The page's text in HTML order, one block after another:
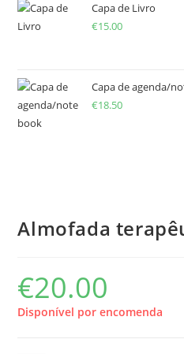
Capa de Livro
€15.00
Capa de agenda/
€18.50
Almofada
€20.00
Disponível por encomenda